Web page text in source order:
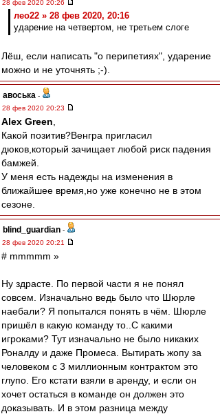
28 фев 2020 20:26
лео22 » 28 фев 2020, 20:16
ударение на четвертом, не третьем слоге
Лёш, если написать "о перипетиях", ударение
можно и не уточнять ;-).
авоська -
28 фев 2020 20:23
Alex Green
Какой позитив?Венгра пригласил
дюков,который зачищает любой риск падения
бамжей.
У меня есть надежды на изменения в
ближайшее время,но уже конечно не в этом
сезоне.
blind_guardian -
28 фев 2020 20:21
# mmmmm »
Ну здрасте. По первой части я не понял
совсем. Изначально ведь было что Шюрле
наебали? Я попытался понять в чём. Шюрле
пришёл в какую команду то..С какими
игроками? Тут изначально не было никаких
Роналду и даже Промеса. Вытирать жопу за
человеком с 3 миллионным контрактом это
глупо. Его кстати взяли в аренду, и если он
хочет остаться в команде он должен это
доказывать. И в этом разница между